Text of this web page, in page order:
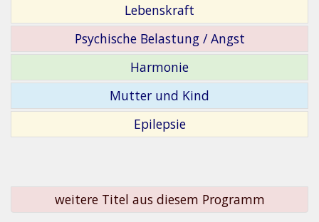
Lebenskraft
Psychische Belastung / Angst
Harmonie
Mutter und Kind
Epilepsie
weitere Titel aus diesem Programm